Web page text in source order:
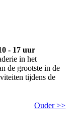
- 17 uur
in het
de grootste in de
tijdens de
Ouder >>